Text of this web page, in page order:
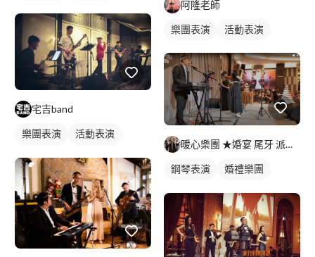
宅吉band
樂團表演
活動表演
歌唱表演
活動主持
阿隆老師
樂團表演 活動表演
暖心樂團 ★婚宴 尾牙 派對 晚會★
鋼琴表演
婚禮樂團
小提琴表演
婚禮歌手
駐唱歌手
歌唱表演
活動主持